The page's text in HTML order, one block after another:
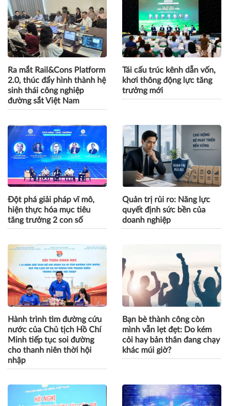
Khai giảng Chương trình
CEO 2026, nâng cao năng
lực quản trị cho doanh
nghiệp nhỏ và vừa
ESG, số hóa và năng lực
chống chịu tạo động lực
mới cho doanh nghiệp Việt
Ra mắt Rail&Cons Platform
2.0, thúc đẩy hình thành hệ
sinh thái công nghiệp
đường sắt Việt Nam
Tái cấu trúc kênh dẫn vốn,
khơi thông động lực tăng
trưởng mới
Đột phá giải pháp vĩ mô,
hiện thực hóa mục tiêu
tăng trưởng 2 con số
Quản trị rủi ro: Năng lực
quyết định sức bền của
doanh nghiệp
Hành trình tìm đường cứu
nước của Chủ tịch Hồ Chí
Bạn bè thành công còn
mình vẫn lẹt đẹt: Do kém